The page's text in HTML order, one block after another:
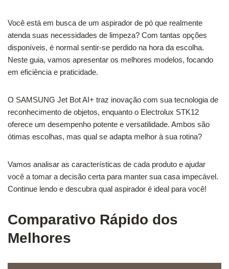
Você está em busca de um aspirador de pó que realmente
atenda suas necessidades de limpeza? Com tantas opções
disponíveis, é normal sentir-se perdido na hora da escolha.
Neste guia, vamos apresentar os melhores modelos, focando
em eficiência e praticidade.
O SAMSUNG Jet Bot AI+ traz inovação com sua tecnologia de
reconhecimento de objetos, enquanto o Electrolux STK12
oferece um desempenho potente e versatilidade. Ambos são
ótimas escolhas, mas qual se adapta melhor à sua rotina?
Vamos analisar as características de cada produto e ajudar
você a tomar a decisão certa para manter sua casa impecável.
Continue lendo e descubra qual aspirador é ideal para você!
Comparativo Rápido dos
Melhores